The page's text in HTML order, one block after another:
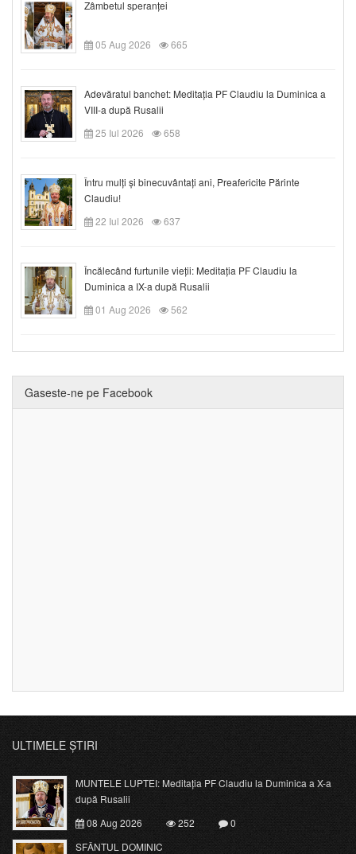
Zâmbetul speranței
05 Aug 2026 665
Adevăratul banchet: Meditația PF Claudiu la Duminica a
VIII-a după Rusalii
25 Iul 2026
658
Întru mulți și binecuvântați ani, Preafericite Părinte
Claudiu!
22 Iul 2026
637
Încălecând furtunile vieții: Meditația PF Claudiu la
Duminica a IX-a după Rusalii
01 Aug 2026
562
Gaseste-ne pe Facebook
ULTIMELE ȘTIRI
MUNTELE LUPTEI: Meditația PF Claudiu la Duminica a X-a
după Rusalii
08 Aug 2026
252
0
SFÂNTUL DOMINIC